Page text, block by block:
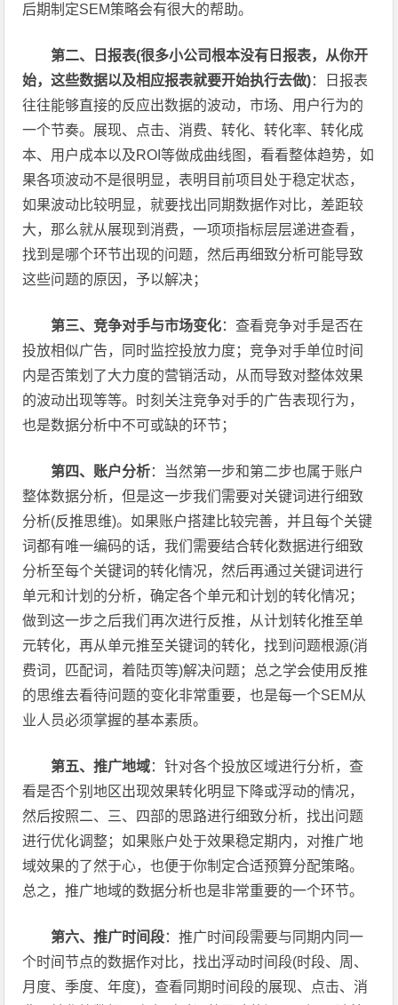
后期制定SEM策略会有很大的帮助。
第二、日报表(很多小公司根本没有日报表，从你开
始，这些数据以及相应报表就要开始执行去做)：日报表
往往能够直接的反应出数据的波动，市场、用户行为的
一个节奏。展现、点击、消费、转化、转化率、转化成
本、用户成本以及ROI等做成曲线图，看看整体趋势，如
果各项波动不是很明显，表明目前项目处于稳定状态，
如果波动比较明显，就要找出同期数据作对比，差距较
大，那么就从展现到消费，一项项指标层层递进查看，
找到是哪个环节出现的问题，然后再细致分析可能导致
这些问题的原因，予以解决；
第三、竞争对手与市场变化：查看竞争对手是否在
投放相似广告，同时监控投放力度；竞争对手单位时间
内是否策划了大力度的营销活动，从而导致对整体效果
的波动出现等等。时刻关注竞争对手的广告表现行为，
也是数据分析中不可或缺的环节；
第四、账户分析：当然第一步和第二步也属于账户
整体数据分析，但是这一步我们需要对关键词进行细致
分析(反推思维)。如果账户搭建比较完善，并且每个关键
词都有唯一编码的话，我们需要结合转化数据进行细致
分析至每个关键词的转化情况，然后再通过关键词进行
单元和计划的分析，确定各个单元和计划的转化情况；
做到这一步之后我们再次进行反推，从计划转化推至单
元转化，再从单元推至关键词的转化，找到问题根源(消
费词，匹配词，着陆页等)解决问题；总之学会使用反推
的思维去看待问题的变化非常重要，也是每一个SEM从
业人员必须掌握的基本素质。
第五、推广地域：针对各个投放区域进行分析，查
看是否个别地区出现效果转化明显下降或浮动的情况，
然后按照二、三、四部的思路进行细致分析，找出问题
进行优化调整；如果账户处于效果稳定期内，对推广地
域效果的了然于心，也便于你制定合适预算分配策略。
总之，推广地域的数据分析也是非常重要的一个环节。
第六、推广时间段：推广时间段需要与同期内同一
个时间节点的数据作对比，找出浮动时间段(时段、周、
月度、季度、年度)，查看同期时间段的展现、点击、消